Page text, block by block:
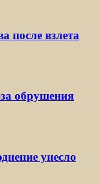
после взлета
обрушения
унесло